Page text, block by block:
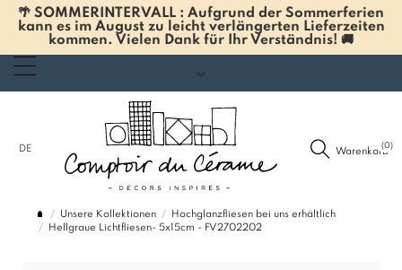
🌴 SOMMERINTERVALL : Aufgrund der Sommerferien
kann es im August zu leicht verlängerten Lieferzeiten
kommen. Vielen Dank für Ihr Verständnis! 🚚
DE Warenkorb
(0)
Unsere Kollektionen
Hochglanzfliesen bei uns erhältlich
Hellgraue Lichtfliesen- 5x15cm - FV2702202